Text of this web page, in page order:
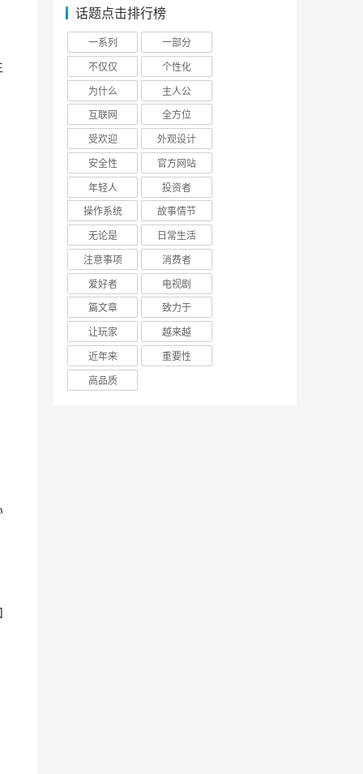
话题点击排行榜
一系列
一部分
不仅仅
个性化
为什么
主人公
互联网
全方位
受欢迎
外观设计
安全性
官方网站
年轻人
投资者
操作系统
故事情节
无论是
日常生活
注意事项
消费者
爱好者
电视剧
篇文章
致力于
让玩家
越来越
近年来
重要性
高品质